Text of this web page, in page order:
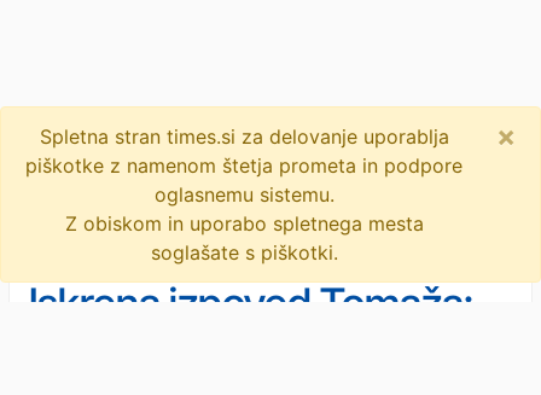
Iskrena izpoved Tomaža:
Spletna stran times.si za delovanje uporablja
piškotke z namenom štetja prometa in podpore
oglasnemu sistemu.
Z obiskom in uporabo spletnega mesta
soglašate s piškotki.
×